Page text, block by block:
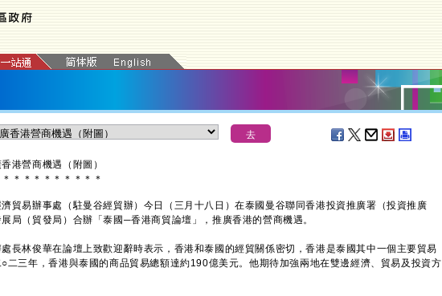
港營商機遇（附圖）
＊ ＊ ＊ ＊ ＊ ＊ ＊ ＊ ＊ ＊
易辦事處（駐曼谷經貿辦）今日（三月十八日）在泰國曼谷聯同香港投資推廣署（投資推廣
局（貿發局）合辦「泰國─香港商貿論壇」，推廣香港的營商機遇。
林俊華在論壇上致歡迎辭時表示，香港和泰國的經貿關係密切，香港是泰國其中一個主要貿易
二三年，香港與泰國的商品貿易總額達約190億美元。他期待加強兩地在雙邊經濟、貿易及投資方